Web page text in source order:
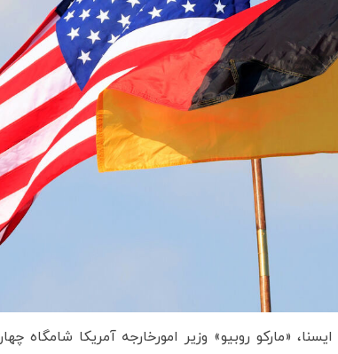
«مارکو روبیو» وزیر امورخارجه آمریکا شامگاه